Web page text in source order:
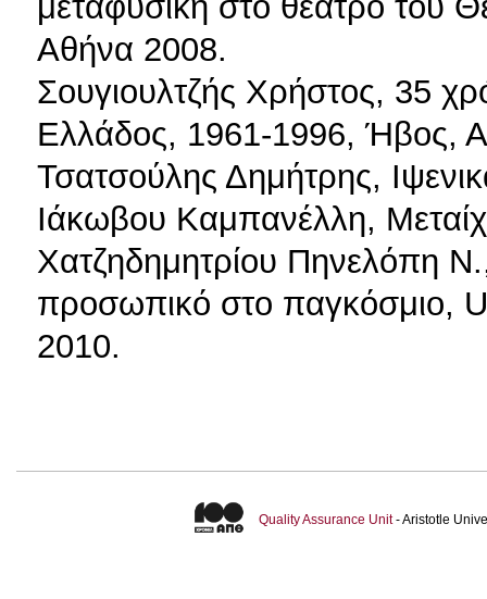
Αθήνα 2008.
Σουγιουλτζής Χρήστος, 35
Ελλάδος, 1961-1996, Ήβος,
Τσατσούλης Δημήτρης,
Ιάκωβου Καμπανέλλη,
Χατζηδημητρίου Πηνελόπη
προσωπικό στο παγκόσμιο,
2010.
Quality Assurance Unit- Aristotle